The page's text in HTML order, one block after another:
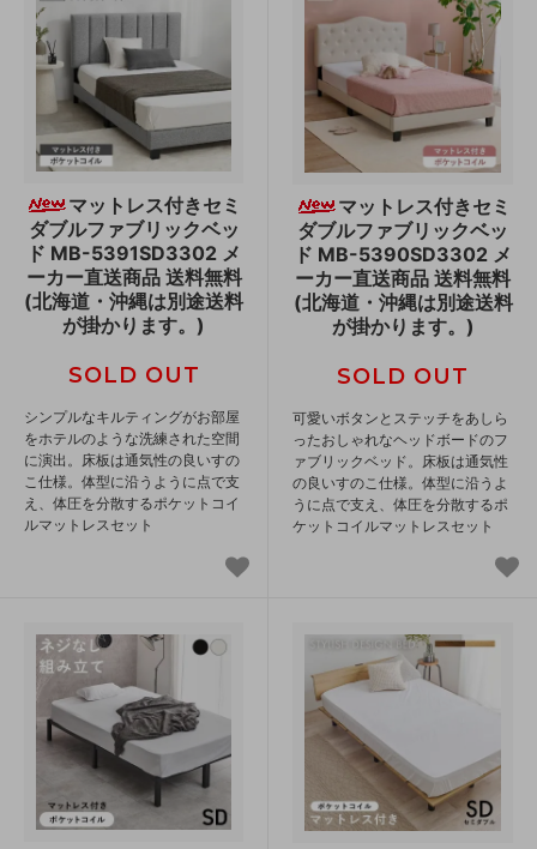
マットレス付きセミ
ダブルファブリックベッ
ド MB-5391SD3302 メ
ーカー直送商品 送料無料
(北海道・沖縄は別途送料
が掛かります。)
SOLD OUT
シンプルなキルティングがお部屋
をホテルのような洗練された空間
に演出。床板は通気性の良いすの
こ仕様。体型に沿うように点で支
え、体圧を分散するポケットコイ
ルマットレスセット
マットレス付きセミ
ダブルファブリックベッ
ド MB-5390SD3302 メ
ーカー直送商品 送料無料
(北海道・沖縄は別途送料
が掛かります。)
SOLD OUT
可愛いボタンとステッチをあしら
ったおしゃれなヘッドボードのフ
ァブリックベッド。床板は通気性
の良いすのこ仕様。体型に沿うよ
うに点で支え、体圧を分散するポ
ケットコイルマットレスセット